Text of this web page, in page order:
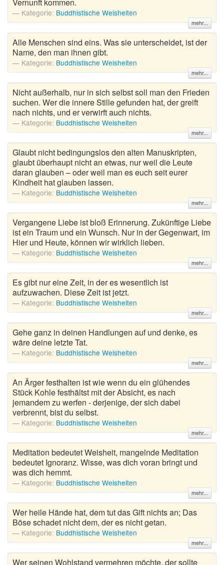
Kategorie: Buddhistische Weisheiten
mehr...
Alle Menschen sind eins. Was sie unterscheidet, ist der
Name, den man ihnen gibt.
Kategorie: Buddhistische Weisheiten
mehr...
Nicht außerhalb, nur in sich selbst soll man den Frieden
suchen. Wer die innere Stille gefunden hat, der greift
nach nichts, und er verwirft auch nichts.
Kategorie: Buddhistische Weisheiten
mehr...
Glaubt nicht bedingungslos den alten Manuskripten,
glaubt überhaupt nicht an etwas, nur weil die Leute
daran glauben – oder weil man es euch seit eurer
Kindheit hat glauben lassen.
Kategorie: Buddhistische Weisheiten
mehr...
Vergangene Liebe ist bloß Erinnerung. Zukünftige Liebe
ist ein Traum und ein Wunsch. Nur in der Gegenwart, im
Hier und Heute, können wir wirklich lieben.
Kategorie: Buddhistische Weisheiten
mehr...
Es gibt nur eine Zeit, in der es wesentlich ist
aufzuwachen. Diese Zeit ist jetzt.
Kategorie: Buddhistische Weisheiten
mehr...
Gehe ganz in deinen Handlungen auf und denke, es
wäre deine letzte Tat.
Kategorie: Buddhistische Weisheiten
mehr...
An Ärger festhalten ist wie wenn du ein glühendes
Stück Kohle festhältst mit der Absicht, es nach
jemandem zu werfen - derjenige, der sich dabei
verbrennt, bist du selbst.
Kategorie: Buddhistische Weisheiten
mehr...
Meditation bedeutet Weisheit, mangelnde Meditation
bedeutet Ignoranz. Wisse, was dich voran bringt und
was dich hemmt.
Kategorie: Buddhistische Weisheiten
mehr...
Wer heile Hände hat, dem tut das Gift nichts an; Das
Böse schadet nicht dem, der es nicht getan.
Kategorie: Buddhistische Weisheiten
mehr...
Wer seinen Wohlstand vermehren möchte, der sollte